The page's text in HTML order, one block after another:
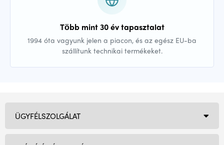
Több mint 30 év tapasztalat
1994 óta vagyunk jelen a piacon, és az egész EU-ba
szállítunk technikai termékeket.
ÜGYFÉLSZOLGÁLAT